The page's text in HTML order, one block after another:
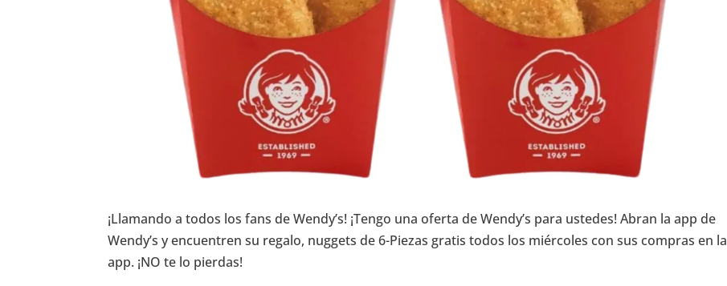
¡Llamando a todos los fans de Wendy’s! ¡Tengo una oferta de Wendy’s para ustedes! Abran la app de
Wendy’s y encuentren su regalo, nuggets de 6-Piezas gratis todos los miércoles con sus compras en la
app. ¡NO te lo pierdas!